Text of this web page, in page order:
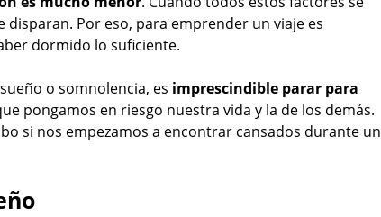
Por eso, para emprender un viaje es
dormido lo suficiente.
o somnolencia, es imprescindible parar para
pongamos en riesgo nuestra vida y la de los demás.
si nos empezamos a encontrar cansados durante un